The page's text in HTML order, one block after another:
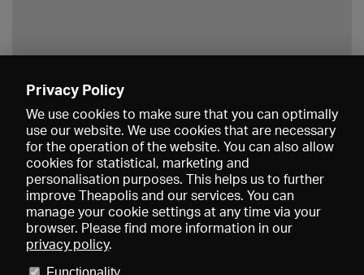
Privacy Policy
We use cookies to make sure that you can optimally
use our website. We use cookies that are necessary
for the operation of the website. You can also allow
cookies for statistical, marketing and
personalisation purposes. This helps us to further
improve Theapolis and our services. You can
manage your cookie settings at any time via your
browser. Please find more information in our
privacy policy.
Functionality